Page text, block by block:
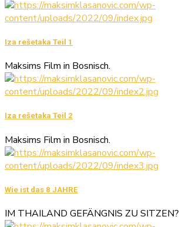
Iza rešetaka Teil 1
Maksims Film in Bosnisch.
Iza rešetaka Teil 2
Maksims Film in Bosnisch.
Wie ist das 8 JAHRE
IM THAILAND GEFÄNGNIS ZU SITZEN?